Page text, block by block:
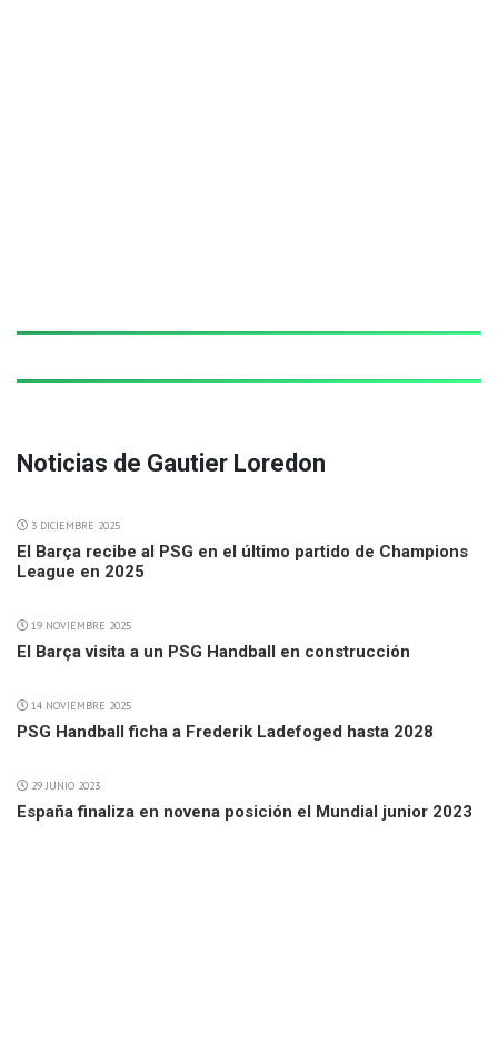
Noticias de Gautier Loredon
3 DICIEMBRE 2025
El Barça recibe al PSG en el último partido de Champions
League en 2025
19 NOVIEMBRE 2025
El Barça visita a un PSG Handball en construcción
14 NOVIEMBRE 2025
PSG Handball ficha a Frederik Ladefoged hasta 2028
29 JUNIO 2023
España finaliza en novena posición el Mundial junior 2023